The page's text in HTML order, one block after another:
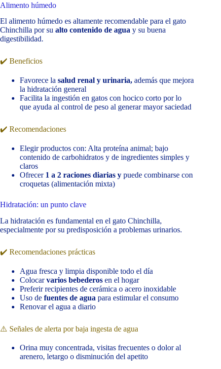
Alimento húmedo
El alimento húmedo es altamente recomendable para el gato
Chinchilla por su alto contenido de agua y su buena
digestibilidad.
✔️ Beneficios
Favorece la salud renal y urinaria, además que mejora
la hidratación general
Facilita la ingestión en gatos con hocico corto por lo
que ayuda al control de peso al generar mayor saciedad
✔️ Recomendaciones
Elegir productos con: Alta proteína animal; bajo
contenido de carbohidratos y de ingredientes simples y
claros
Ofrecer 1 a 2 raciones diarias y puede combinarse con
croquetas (alimentación mixta)
Hidratación: un punto clave
La hidratación es fundamental en el gato Chinchilla,
especialmente por su predisposición a problemas urinarios.
✔️ Recomendaciones prácticas
Agua fresca y limpia disponible todo el día
Colocarvarios bebederos en el hogar
Preferir recipientes de cerámica o acero inoxidable
Uso de fuentes de agua para estimular el consumo
Renovar el agua a diario
⚠️ Señales de alerta por baja ingesta de agua
Orina muy concentrada, visitas frecuentes o dolor al
arenero, letargo o disminución del apetito